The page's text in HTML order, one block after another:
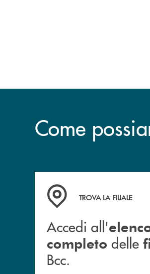
Come
Accedi all' elenco
TROVA LA FILIALE
Accedi all'
completo delle
Bcc.